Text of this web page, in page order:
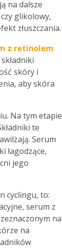
na dalsze
glikolowy,
złuszczania.
z retinolem
skóry i
aby skóra
Na tym etapie
te
Serum
łagodzące,
jego
cyclingu, to:
serum z
na
na